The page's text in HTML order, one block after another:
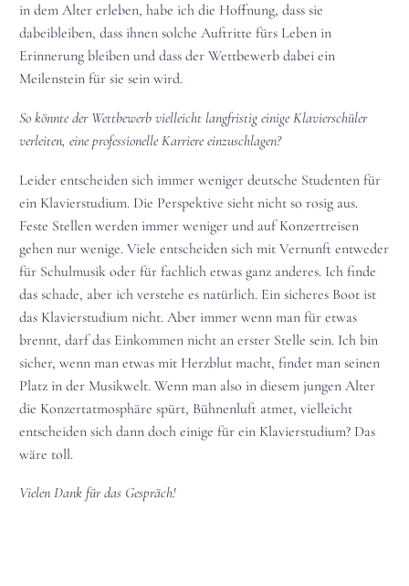
in dem Alter erleben, habe ich die Hoffnung, dass sie
dabeibleiben, dass ihnen solche Auftritte fürs Leben in
Erinnerung bleiben und dass der Wettbewerb dabei ein
Meilenstein für sie sein wird.
So könnte der Wettbewerb vielleicht langfristig einige Klavierschüler
verleiten, eine professionelle Karriere einzuschlagen?
Leider entscheiden sich immer weniger deutsche Studenten für
ein Klavierstudium. Die Perspektive sieht nicht so rosig aus.
Feste Stellen werden immer weniger und auf Konzertreisen
gehen nur wenige. Viele entscheiden sich mit Vernunft entweder
für Schulmusik oder für fachlich etwas ganz anderes. Ich finde
das schade, aber ich verstehe es natürlich. Ein sicheres Boot ist
das Klavierstudium nicht. Aber immer wenn man für etwas
brennt, darf das Einkommen nicht an erster Stelle sein. Ich bin
sicher, wenn man etwas mit Herzblut macht, findet man seinen
Platz in der Musikwelt. Wenn man also in diesem jungen Alter
die Konzertatmosphäre spürt, Bühnenluft atmet, vielleicht
entscheiden sich dann doch einige für ein Klavierstudium? Das
wäre toll.
Vielen Dank für das Gespräch!